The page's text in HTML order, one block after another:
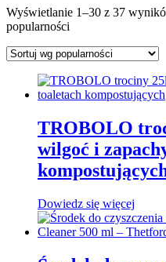
Wyświetlanie 1–30 z 37
popularności
TROBOLO
wilgoć i
Dowiedz się więcej